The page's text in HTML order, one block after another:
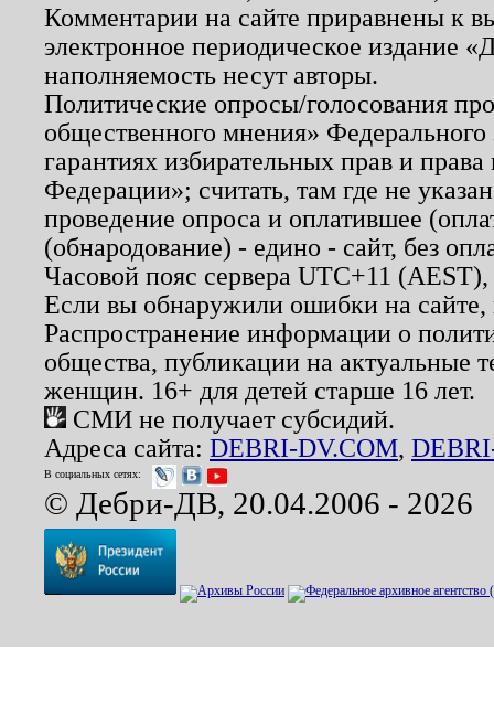
Комментарии на сайте приравнены к
электронное периодическое издание
наполняемость несут авторы.
Политические опросы/голосования
общественного мнения»
гарантиях избирательных прав и
Федерации»; считать, там где не
проведение опроса и оплатившее
(обнародование) - едино - сайт, без
Часовой пояс сервера UTC+11
Если вы обнаружили ошибки на
Распространение информации о
общества, публикации на актуальные
женщин. 16+ для детей старше 16 лет.
СМИ не получает субсидий.
Адреса сайта: DEBRI-DV.COM,
В социальных сетях:
© Дебри-ДВ, 20.04.2006 - 2026